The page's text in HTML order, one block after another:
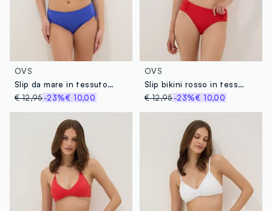
OVS
Slip da mare in tessuto elasticizzato blu con vita alta
€ 12,95-23%€ 10,00
OVS
Slip bikini rosso in tessuto elasticizzato con dettagli arricciati regular fit
€ 12,95 -23%€ 10,00